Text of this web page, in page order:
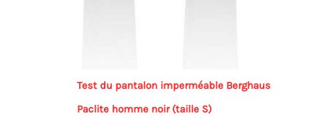
Test du pantalon imperméable Berghaus
Paclite homme noir (taille S)